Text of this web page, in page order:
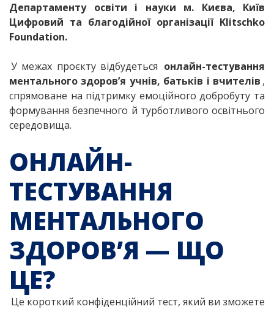
Департаменту освіти і науки м. Києва, Київ
Цифровий та благодійної організації Klitschko
Foundation.
У межах проєкту відбудеться онлайн-тестування
ментального здоров’я учнів, батьків і вчителів ,
спрямоване на підтримку емоційного добробуту та
формування безпечного й турботливого освітнього
середовища.
ОНЛАЙН-
ТЕСТУВАННЯ
МЕНТАЛЬНОГО
ЗДОРОВ’Я — ЩО
ЦЕ?
Це короткий конфіденційний тест, який ви зможете